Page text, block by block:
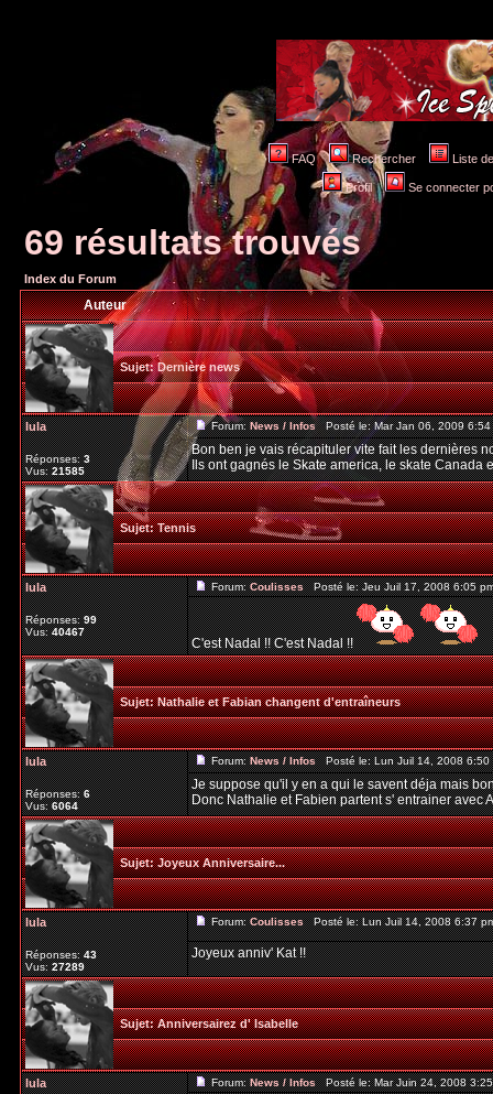
FAQ Rechercher Liste
Profil Se connecter
69 résultats trouvés
Index du Forum
Auteur
Sujet:Dernière news
lula
Réponses:3
Vus:21585
Forum:News / InfosPosté le: Mar Jan 06, 2009
Bon ben je vais récapituler vite fait les dernières
Ils ont gagnés le Skate america, le skate Canada
Sujet:Tennis
lula
Réponses:99
Vus:40467
Forum:CoulissesPosté le: Jeu Juil 17, 2008 6:05
C'est Nadal !! C'est Nadal !!
Sujet:Nathalie et Fabian changent d'entraîneurs
lula
Réponses:6
Vus:6064
Forum:News / InfosPosté le: Lun Juil 14, 2008
Je suppose qu'il y en a qui le savent déja mais
Donc Nathalie et Fabien partent s' entrainer avec
Sujet:Joyeux Anniversaire...
lula
Réponses:43
Vus:27289
Forum:CoulissesPosté le: Lun Juil 14, 2008 6:37
Joyeux anniv' Kat !!
Sujet:Anniversairez d' Isabelle
lula Forum:News / InfosPosté le: Mar Juin 24, 2008